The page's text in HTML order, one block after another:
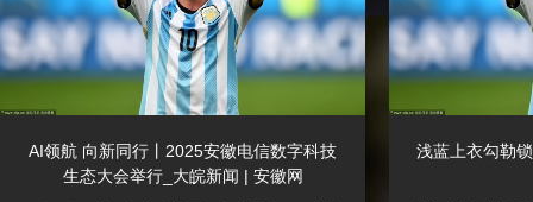
AI领航 向新同行丨2025安徽电信数字科技
生态大会举行_大皖新闻 | 安徽网
浅蓝上衣勾勒